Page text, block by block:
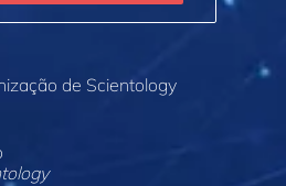
de Scientology